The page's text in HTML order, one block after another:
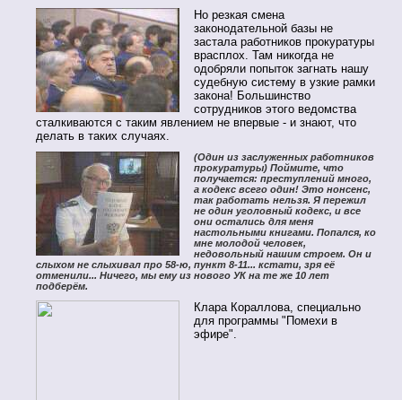
Но резкая смена
законодательной базы не
застала работников прокуратуры
врасплох. Там никогда не
одобряли попыток загнать нашу
судебную систему в узкие рамки
закона! Большинство
сотрудников этого ведомства
сталкиваются с таким явлением не впервые - и знают, что
делать в таких случаях.
(Один из заслуженных работников
прокуратуры) Поймите, что
получается: преступлений много,
а кодекс всего один! Это нонсенс,
так работать нельзя. Я пережил
не один уголовный кодекс, и все
они остались для меня
настольными книгами. Попался, ко
мне молодой человек,
недовольный нашим строем. Он и
слыхом не слыхивал про 58-ю, пункт 8-11... кстати, зря её
отменили... Ничего, мы ему из нового УК на те же 10 лет
подберём.
Клара Кораллова, специально
для программы "Помехи в
эфире".